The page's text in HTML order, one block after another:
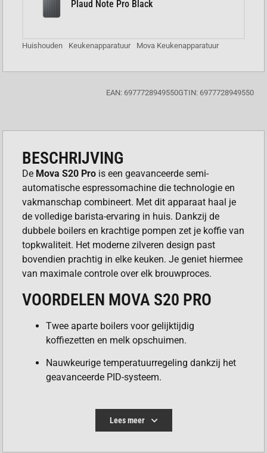
Plaud Note Pro Black
Huishouden Keukenapparatuur Mova Keukenapparatuur
EAN: 6977728949550GTIN: 6977728949550
BESCHRIJVING
De Mova S20 Pro is een geavanceerde semi-
automatische espressomachine die technologie en
vakmanschap combineert. Met dit apparaat haal je
de volledige barista-ervaring in huis. Dankzij de
dubbele boilers en krachtige pompen zet je koffie van
topkwaliteit. Het moderne zilveren design past
bovendien prachtig in elke keuken. Je geniet hiermee
van maximale controle over elk brouwproces.
VOORDELEN MOVA S20 PRO
Twee aparte boilers voor gelijktijdig
koffiezetten en melk opschuimen.
Nauwkeurige temperatuurregeling dankzij het
geavanceerde PID-systeem.
Lees meer